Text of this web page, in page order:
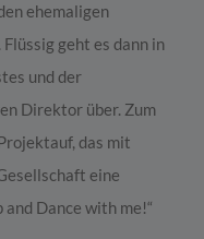
ehemaligen
geht es dann in
und der
Direktor über. Zum
das mit
eine
Dance with me!“